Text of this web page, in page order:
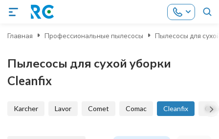
Главная Профессиональные пылесосы Пылесосы для
Пылесосы для сухой уборки
Cleanfix
Karcher Lavor Comet Comac Cleanfix